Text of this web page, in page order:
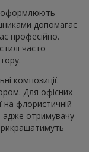
оформлюють
допомагає
професійно.
часто
композиції.
Для офісних
на флористичній
адже отримувачу